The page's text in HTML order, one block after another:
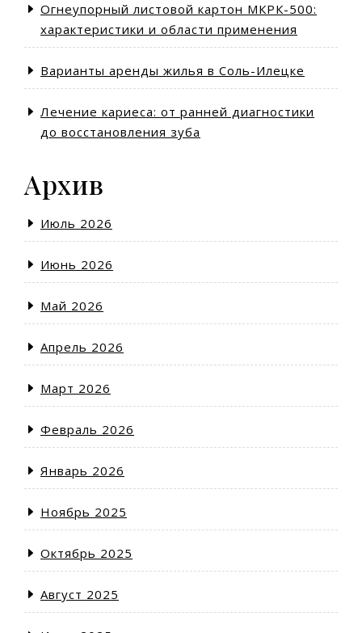
Огнеупорный листовой картон МКРК-500:
характеристики и области применения
Варианты аренды жилья в Соль-Илецке
Лечение кариеса: от ранней диагностики
до восстановления зуба
Архив
Июль 2026
Июнь 2026
Май 2026
Апрель 2026
Март 2026
Февраль 2026
Январь 2026
Ноябрь 2025
Октябрь 2025
Август 2025